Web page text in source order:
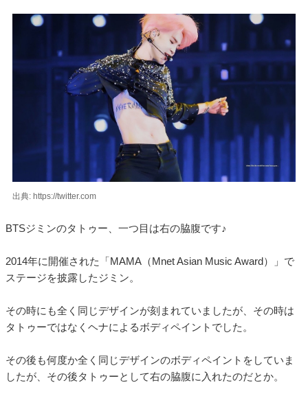
出典: https://twitter.com
BTSジミンのタトゥー、一つ目は右の脇腹です♪
2014年に開催された「MAMA（Mnet Asian Music Award）」で
ステージを披露したジミン。
その時にも全く同じデザインが刻まれていましたが、その時は
タトゥーではなくヘナによるボディペイントでした。
その後も何度か全く同じデザインのボディペイントをしていま
したが、その後タトゥーとして右の脇腹に入れたのだとか。